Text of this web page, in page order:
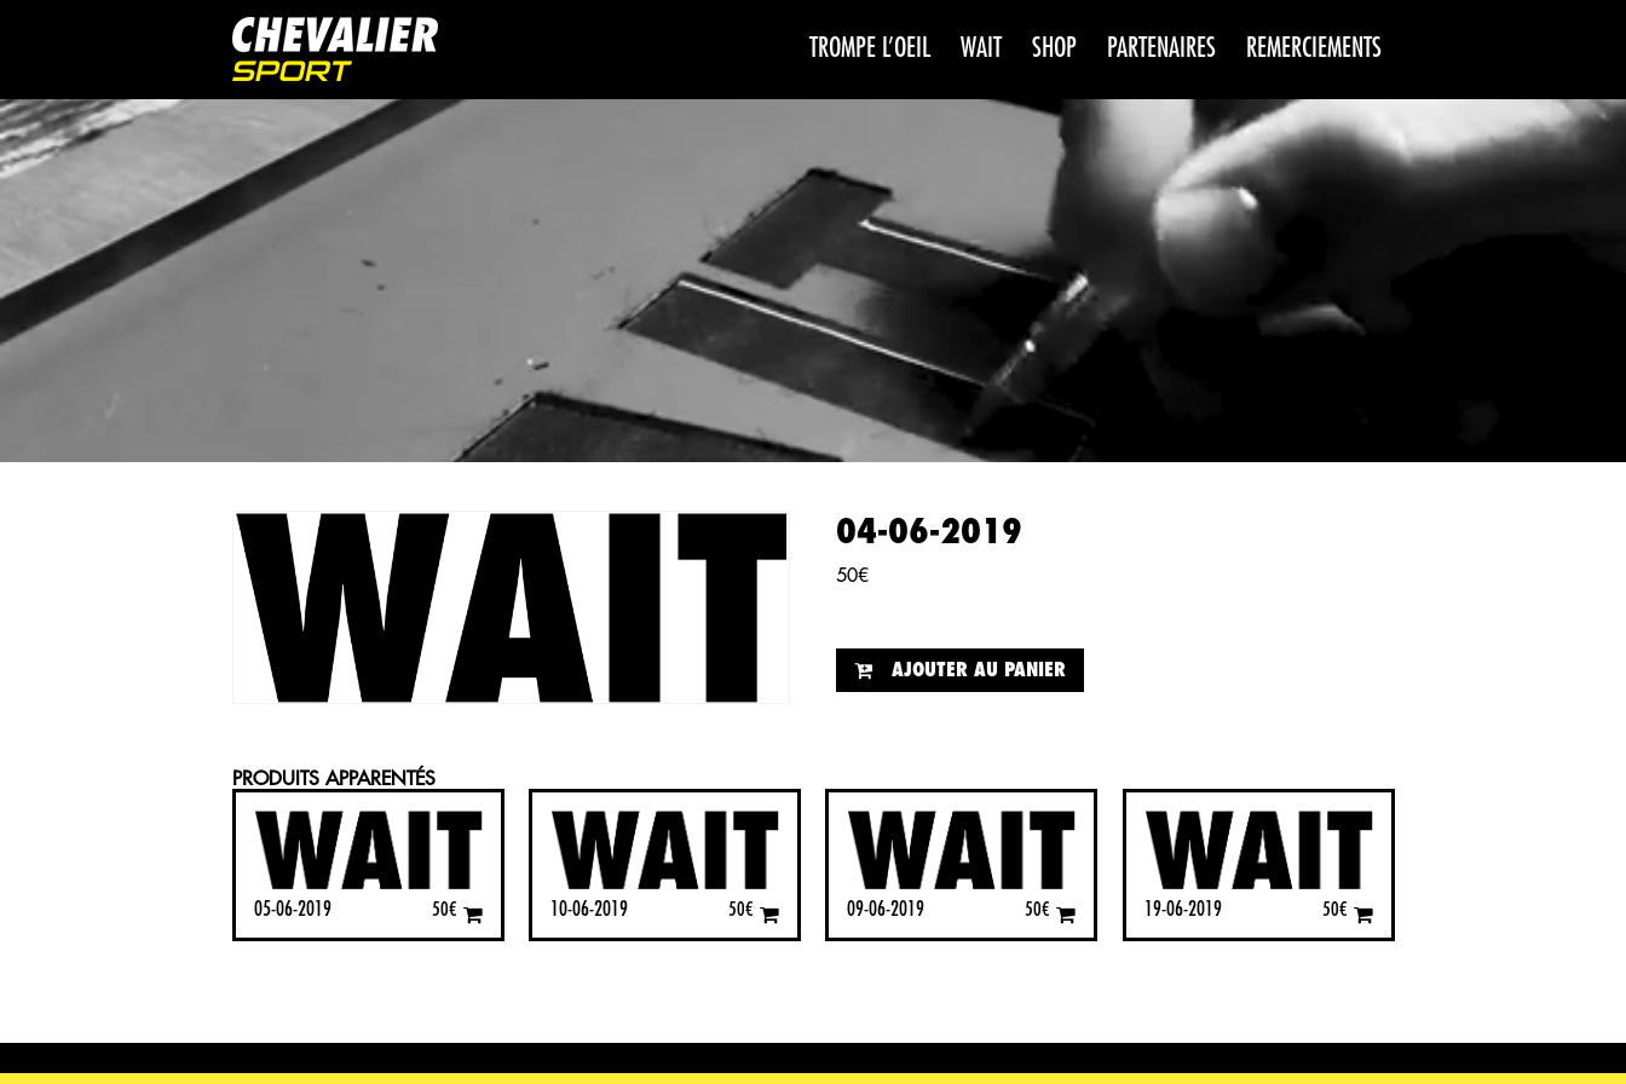
TROMPE L’OEIL WAIT SHOP
WAIT
SAISONS
PARTENAIRES REMERCIEMENTS
04-06-2019
50€
AJOUTER AU PANIER
PRODUITS APPARENTÉS
05-06-2019 50€ 10-06-2019 50€ 09-06-2019 50€ 19-06-2019 50€